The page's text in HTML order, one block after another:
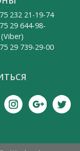
232 21-19-74
29 644-98-
29 739-29-00